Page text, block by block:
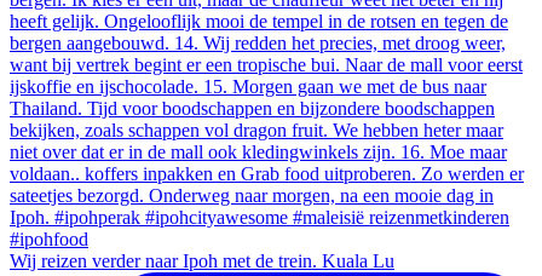
Wij reizen verder naar Ipoh met de trein. Kuala Lu